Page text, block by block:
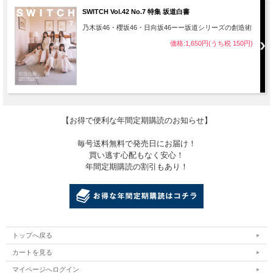
SWITCH Vol.42 No.7 特集 坂道白書
乃木坂46・櫻坂46・日向坂46ーー坂道シリーズの創造術
価格:1,650円(うち税 150円)
【お得で便利な年間定期購読のお知らせ】
毎号送料無料で発売日にお届け！
買い逃す心配もなく安心！
年間定期購読の割引もあり！
トップへ戻る
カートを見る
マイページへログイン